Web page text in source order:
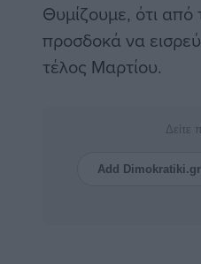
Θυμίζουμε, ότι
προσδοκά να
τέλος Μαρτίου.
Δείτε
Add